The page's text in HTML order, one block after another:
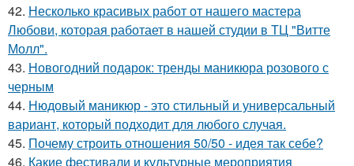
42. Несколько красивых работ от нашего мастера
Любови, которая работает в нашей студии в ТЦ "Витте
Молл".
43. Новогодний подарок: тренды маникюра розового с
черным
44. Нюдовый маникюр - это стильный и универсальный
вариант, который подходит для любого случая.
45. Почему строить отношения 50/50 - идея так себе?
46. Какие фестивали и культурные мероприятия